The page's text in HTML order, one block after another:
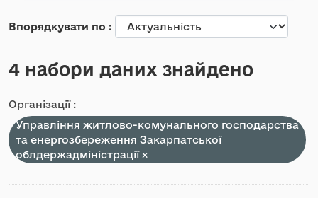
Впорядкувати по
4 набори даних знайдено
Організації :
Управління житлово-комунального господарства
та енергозбереження Закарпатської
облдержадміністрації